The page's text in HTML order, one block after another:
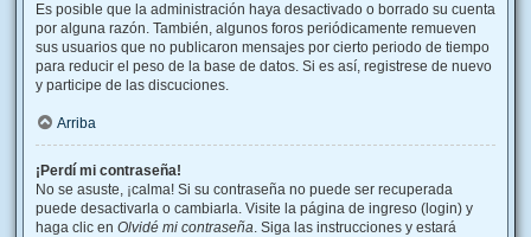
Es posible que la administración haya desactivado o borrado su cuenta
por alguna razón. También, algunos foros periódicamente remueven
sus usuarios que no publicaron mensajes por cierto periodo de tiempo
para reducir el peso de la base de datos. Si es así, registrese de nuevo
y participe de las discuciones.
Arriba
¡Perdí mi contraseña!
No se asuste, ¡calma! Si su contraseña no puede ser recuperada
puede desactivarla o cambiarla. Visite la página de ingreso (login) y
haga clic en Olvidé mi contraseña. Siga las instrucciones y estará